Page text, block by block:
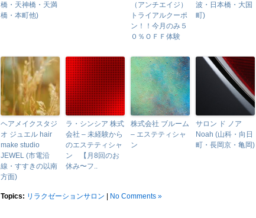
橋・天神橋・天満
橋・本町他)
（アンチエイジ）
トライアルクーポ
ン！！今月のみ５
０％ＯＦＦ体験
波・日本橋・大国
町)
ヘアメイクスタジ
オ ジュエル hair
make studio
JEWEL (市電沿
線・すすきの以南
方面)
ラ・シンシア 株式
会社 – 未経験から
のエステティシャ
ン 【月8回のお
休み〜フ..
株式会社 ブルーム
– エステティシャ
ン
サロン ド ノア
Noah (山科・向日
町・長岡京・亀岡)
Topics: リラクゼーションサロン No Comments »